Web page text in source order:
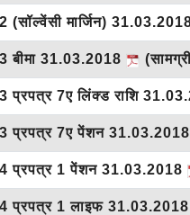
(सॉल्वेंसी मार्जिन)
बीमा 31.03.2018
प्रपत्र 7ए लिंक्ड राशि
प्रपत्र 7ए पेंशन 31.03.2018
प्रपत्र 1 पेंशन 31.03.2018
प्रपत्र 1 लाइफ 31.03.2018